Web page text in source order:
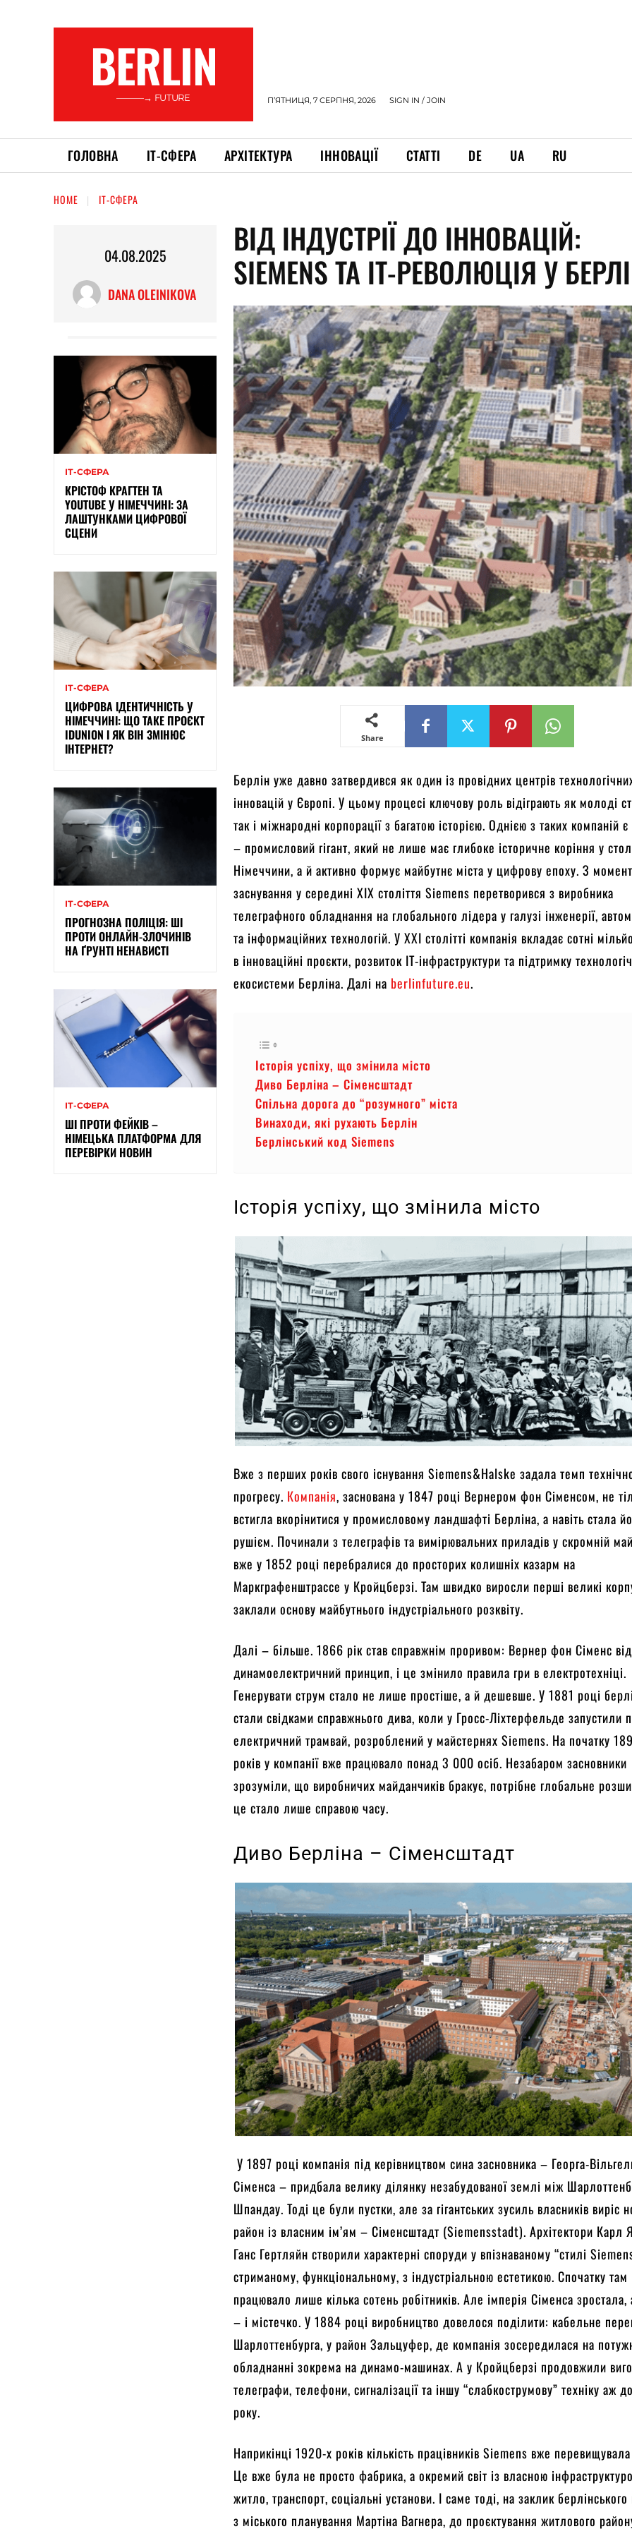
BERLIN
———→ FUTURE П’ЯТНИЦЯ, 7 СЕРПНЯ, 2026 SIGN IN / JOIN
ГОЛОВНА ІТ-СФЕРА АРХІТЕКТУРА ІННОВАЦІЇ СТАТТІ DE UA RU
HOME ІТ-СФЕРА
04.08.2025
DANA OLEINIKOVA
ІТ-СФЕРА
КРІСТОФ КРАГТЕН ТА
YOUTUBE У НІМЕЧЧИНІ: ЗА
ЛАШТУНКАМИ ЦИФРОВОЇ
СЦЕНИ
ІТ-СФЕРА
ЦИФРОВА ІДЕНТИЧНІСТЬ У
НІМЕЧЧИНІ: ЩО ТАКЕ ПРОЄКТ
IDUNION І ЯК ВІН ЗМІНЮЄ
ІНТЕРНЕТ?
ІТ-СФЕРА
ПРОГНОЗНА ПОЛІЦІЯ: ШІ
ПРОТИ ОНЛАЙН-ЗЛОЧИНІВ
НА ҐРУНТІ НЕНАВИСТІ
ІТ-СФЕРА
ШІ ПРОТИ ФЕЙКІВ –
НІМЕЦЬКА ПЛАТФОРМА ДЛЯ
ПЕРЕВІРКИ НОВИН
ВІД ІНДУСТРІЇ ДО ІННОВАЦІЙ:
SIEMENS ТА ІТ-РЕВОЛЮЦІЯ У
Share
Берлін уже давно затвердився як один із провідних центрів
інновацій у Європі. У цьому процесі ключову роль відіграють як молоді
так і міжнародні корпорації з багатою історією. Однією з таких компаній
– промисловий гігант, який не лише має глибоке історичне коріння у
Німеччини, а й активно формує майбутнє міста у цифрову епоху. З
заснування у середині XIX століття Siemens перетворився з виробника
телеграфного обладнання на глобального лідера у галузі інженерії,
та інформаційних технологій. У XXI столітті компанія вкладає сотні
в інноваційні проєкти, розвиток ІТ-інфраструктури та підтримку
екосистеми Берліна. Далі на berlinfuture.eu.
Історія успіху, що змінила місто
Диво Берліна – Сіменсштадт
Спільна дорога до “розумного” міста
Винаходи, які рухають Берлін
Берлінський код Siemens
Історія успіху, що змінила місто
Вже з перших років свого існування Siemens&Halske задала темп
прогресу. Компанія, заснована у 1847 році Вернером фон Сіменсом, не
встигла вкорінитися у промисловому ландшафті Берліна, а навіть стала
рушієм. Починали з телеграфів та вимірювальних приладів у скромній
вже у 1852 році перебралися до просторих колишніх казарм на
Маркграфенштрассе у Кройцберзі. Там швидко виросли перші великі
заклали основу майбутнього індустріального розквіту.
Далі – більше. 1866 рік став справжнім проривом: Вернер фон Сіменс
динамоелектричний принцип, і це змінило правила гри в електротехніці.
Генерувати струм стало не лише простіше, а й дешевше. У 1881 році
стали свідками справжнього дива, коли у Гросс-Ліхтерфельде запустили
електричний трамвай, розроблений у майстернях Siemens. На початку
років у компанії вже працювало понад 3 000 осіб. Незабаром засновники
зрозуміли, що виробничих майданчиків бракує, потрібне глобальне
це стало лише справою часу.
Диво Берліна – Сіменсштадт
У 1897 році компанія під керівництвом сина засновника – Георга-
Сіменса – придбала велику ділянку незабудованої землі між
Шпандау. Тоді це були пустки, але за гігантських зусиль власників виріс
район із власним ім’ям – Сіменсштадт (Siemensstadt). Архітектори Карл
Ганс Гертляйн створили характерні споруди у впізнаваному “стилі
стриманому, функціональному, з індустріальною естетикою. Спочатку там
працювало лише кілька сотень робітників. Але імперія Сіменса
– і містечко. У 1884 році виробництво довелося поділити: кабельне
Шарлоттенбурга, у район Зальцуфер, де компанія зосередилася на
обладнанні зокрема на динамо-машинах. А у Кройцберзі продовжили
телеграфи, телефони, сигналізації та іншу “слабкострумову” техніку аж
року.
Наприкінці 1920-х років кількість працівників Siemens вже
Це вже була не просто фабрика, а окремий світ із власною
житло, транспорт, соціальні установи. І саме тоді, на заклик берлінського
з міського планування Мартіна Вагнера, до проєктування житлового